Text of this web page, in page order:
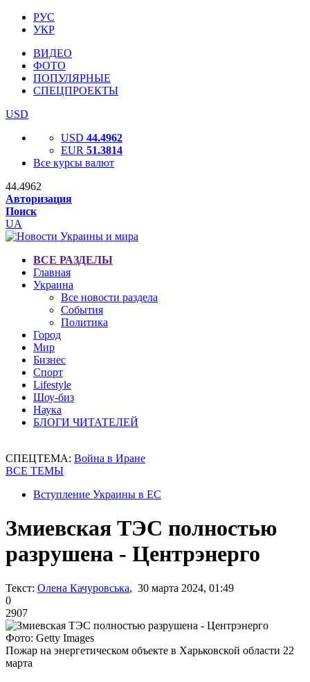
РУС
УКР
ВИДЕО
ФОТО
ПОПУЛЯРНЫЕ
СПЕЦПРОЕКТЫ
USD
USD 44.4962
EUR 51.3814
Все курсы валют
44.4962
Авторизация
Поиск
UA
ВСЕ РАЗДЕЛЫ
Главная
Украина
Все новости раздела
События
Политика
Город
Мир
Бизнес
Спорт
Lifestyle
Шоу-биз
Наука
БЛОГИ ЧИТАТЕЛЕЙ
СПЕЦТЕМА: Война в Иране
ВСЕ ТЕМЫ
Вступление Украины в ЕС
Змиевская ТЭС полностью
разрушена - Центрэнерго
Текст: Олена Качуровська, 30 марта 2024, 01:49
0
2907
Фото: Getty Images
Пожар на энергетическом объекте в Харьковской области 22
марта